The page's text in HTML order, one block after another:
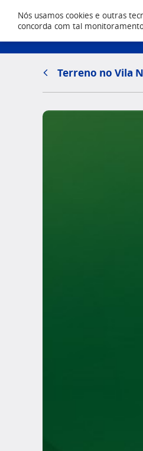
Terreno no Vila
Nós usamos cookies e outras
concorda com tal